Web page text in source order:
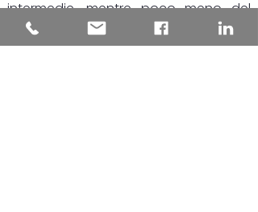
intermedie, mentre poco meno del
45% resta nelle classi più energivore, F
e G.